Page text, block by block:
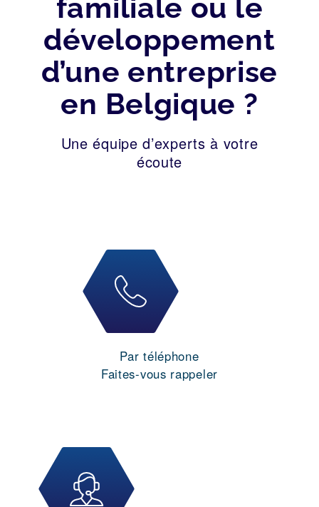
familiale ou le
développement
d’une entreprise
en Belgique ?
Une équipe d’experts à votre
écoute
Par téléphone
Faites-vous rappeler